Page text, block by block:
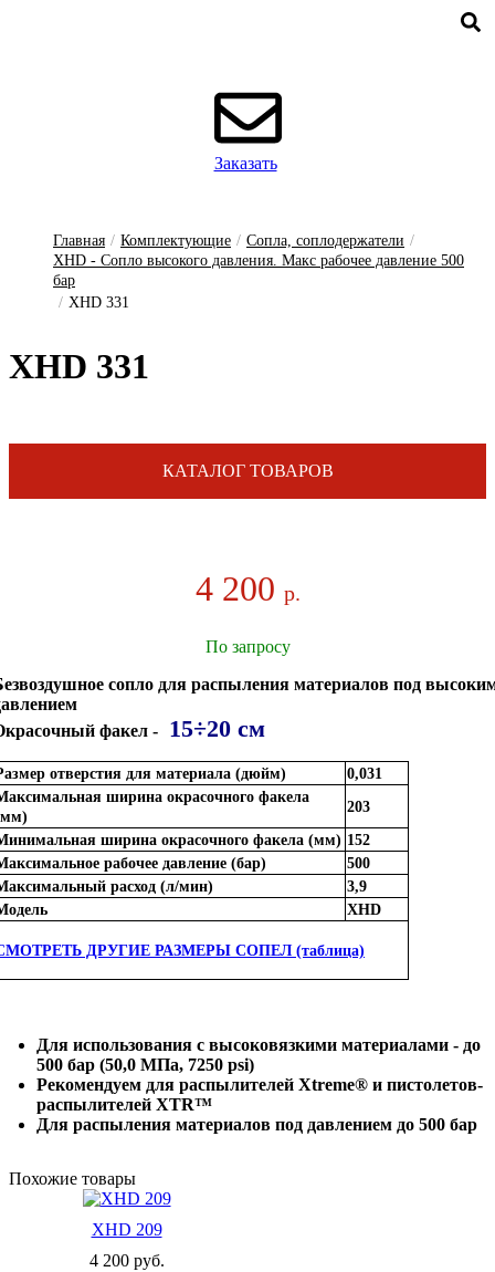
Заказать
Главная / Комплектующие / Сопла, соплодержатели /
XHD - Сопло высокого давления. Макс рабочее давление 500
бар
/ XHD 331
XHD 331
КАТАЛОГ ТОВАРОВ
4 200 р.
По запросу
сопло для распыления материалов под
факел -
15÷20 см
отверстия для материала (дюйм)
0,031
ширина окрасочного факела
203
ширина окрасочного факела (мм) 152
рабочее давление (бар)
500
расход (л/мин)
3,9
XHD
ДРУГИЕ РАЗМЕРЫ СОПЕЛ (таблица)
Для использования с высоковязкими материалами - до
500 бар (50,0 МПа, 7250 psi)
Рекомендуем для распылителей Xtreme® и пистолетов-
распылителей XTR™
Для распыления материалов под давлением до 500 бар
Похожие товары
XHD 209
4 200 руб.